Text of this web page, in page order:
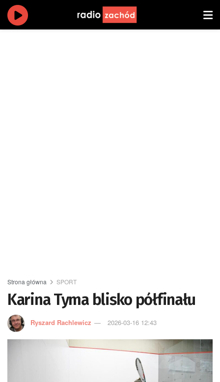
Strona główna SPORT
Karina Tyma blisko półfinału
Ryszard Rachlewicz 2026-03-16 12:43